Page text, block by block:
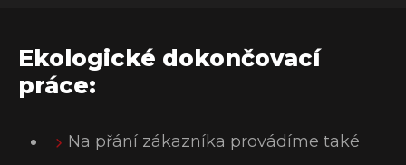
Ekologické dokončovací
práce:
Na přání zákazníka provádíme také